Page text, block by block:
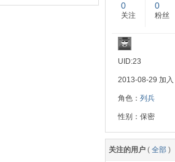
0
关注
0
粉丝
UID:23
2013-08-29 加入
角色： 列兵
性别：保密
关注的用户 ( 全部 )